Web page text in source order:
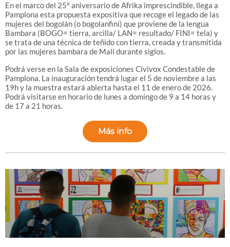
En el marco del 25º aniversario de Afrika imprescindible, llega a
Pamplona esta propuesta expositiva que recoge el legado de las
mujeres del bogolán (o bogolanfini) que proviene de la lengua
Bambara (BOGO= tierra, arcilla/ LAN= resultado/ FINI= tela) y
se trata de una técnica de teñido con tierra, creada y transmitida
por las mujeres bambara de Mali durante siglos.
Podrá verse en la Sala de exposiciones Civivox Condestable de
Pamplona. La inauguración tendrá lugar el 5 de noviembre a las
19h y la muestra estará abierta hasta el 11 de enero de 2026.
Podrá visitarse en horario de lunes a domingo de 9 a 14 horas y
de 17 a 21 horas.
Más info